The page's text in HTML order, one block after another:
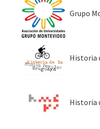
Grupo
Historia
Historia